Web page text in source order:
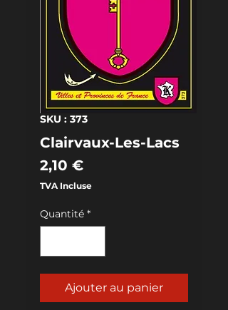
SKU : 373
Clairvaux-Les-Lacs
2,10 €Prix
TVA Incluse
Quantité *
Ajouter au panier